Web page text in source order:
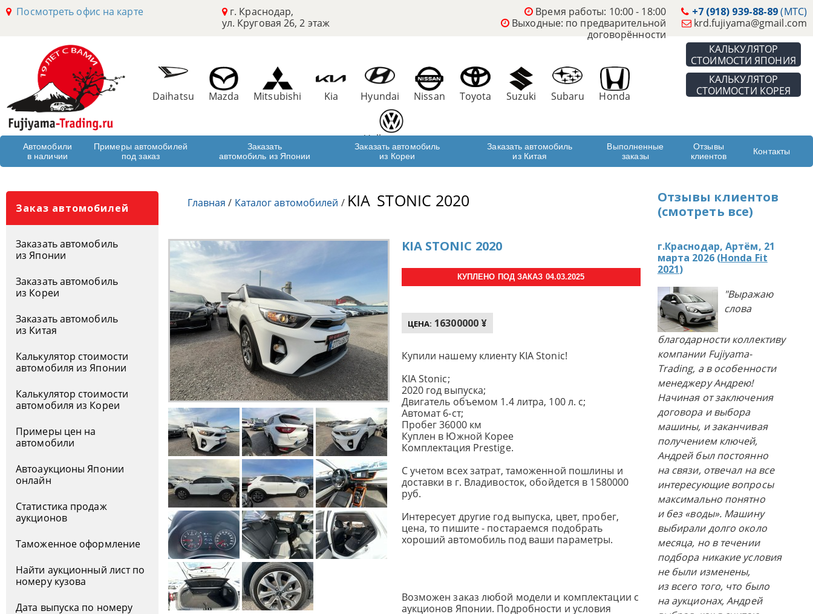
Посмотреть офис на карте
г. Краснодар,
ул. Круговая 26, 2 этаж
+7 (918) 939-88-89(МТС)
krd.fujiyama@gmail.com
Время работы: 10:00 - 18:00
Выходные: по предварительной
договорённости
КАЛЬКУЛЯТОР
СТОИМОСТИ ЯПОНИЯ
КАЛЬКУЛЯТОР
СТОИМОСТИ КОРЕЯ
Daihatsu Mazda Mitsubishi Kia Hyundai Nissan Toyota Suzuki Subaru Honda
Volkswagen
Автомобили
в наличии
Примеры автомобилей
под заказ
Заказать
автомобиль из Японии
Заказать автомобиль
из Кореи
Заказать автомобиль
из Китая
Выполненные
заказы
Отзывы
клиентов
Контакты
Заказ автомобилей
Заказать автомобиль
из Японии
Заказать автомобиль
из Кореи
Заказать автомобиль
из Китая
Калькулятор стоимости
автомобиля из Японии
Калькулятор стоимости
автомобиля из Кореи
Примеры цен на
автомобили
Автоаукционы Японии
онлайн
Статистика продаж
аукционов
Таможенное оформление
Найти аукционный лист по
номеру кузова
Дата выпуска по номеру
Главная / Каталог автомобилей / KIA STONIC 2020
KIA STONIC 2020
КУПЛЕНО ПОД ЗАКАЗ 04.03.2025
ЦЕНА: 16300000 ¥
Купили нашему клиенту KIA Stonic!
KIA Stonic;
2020 год выпуска;
Двигатель объемом 1.4 литра, 100 л. с;
Автомат 6-ст;
Пробег 36000 км
Куплен в Южной Корее
Комплектация Prestige.
С учетом всех затрат, таможенной пошлины и
доставки в г. Владивосток, обойдется в 1580000
руб.
Интересует другие год выпуска, цвет, пробег,
цена, то пишите - постараемся подобрать
хороший автомобиль под ваши параметры.
Возможен заказ любой модели и комплектации с
аукционов Японии. Подробности и условия
Отзывы клиентов
(смотреть все)
г.Краснодар, Артём, 21
марта 2026 (Honda Fit
2021)
"Выражаю
слова
благодарности коллективу
компании Fujiyama-
Trading, а в особенности
менеджеру Андрею!
Начиная от заключения
договора и выбора
машины, и заканчивая
получением ключей,
Андрей был постоянно
на связи, отвечал на все
интересующие вопросы
максимально понятно
и без «воды». Машину
выбирали долго около
месяца, но в течении
подбора никакие условия
не были изменены,
из всего того, что было
на аукционах, Андрей